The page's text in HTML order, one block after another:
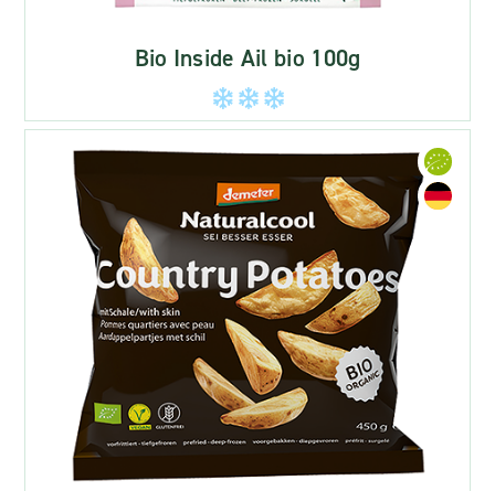
Bio Inside Ail bio 100g